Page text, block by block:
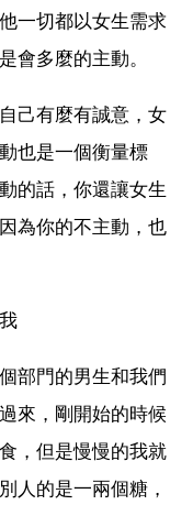
一切都以女生需求
會多麼的主動。
己有麼有誠意，女
也是一個衡量標
的話，你還讓女生
為你的不主動，也
部門的男生和我們
來，剛開始的時候
，但是慢慢的我就
人的是一兩個糖，